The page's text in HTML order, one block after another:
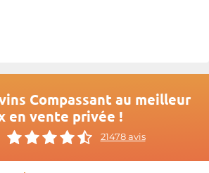
Compassant au meilleur
en vente privée !
21478 avis